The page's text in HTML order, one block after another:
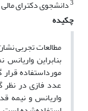
3دانشجوی دکترای
چکیده
مطالعات تجربی
بنابراین
مورداستفاده
عدد فازی در نظر
واریانس و نیمه